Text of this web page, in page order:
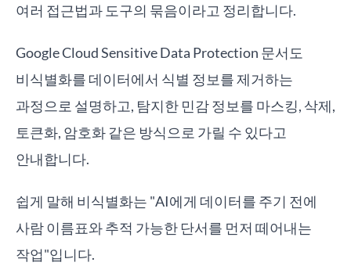
여러 접근법과 도구의 묶음이라고 정리합니다.
Google Cloud Sensitive Data Protection 문서도
비식별화를 데이터에서 식별 정보를 제거하는
과정으로 설명하고, 탐지한 민감 정보를 마스킹, 삭제,
토큰화, 암호화 같은 방식으로 가릴 수 있다고
안내합니다.
쉽게 말해 비식별화는 "AI에게 데이터를 주기 전에
사람 이름표와 추적 가능한 단서를 먼저 떼어내는
작업"입니다.